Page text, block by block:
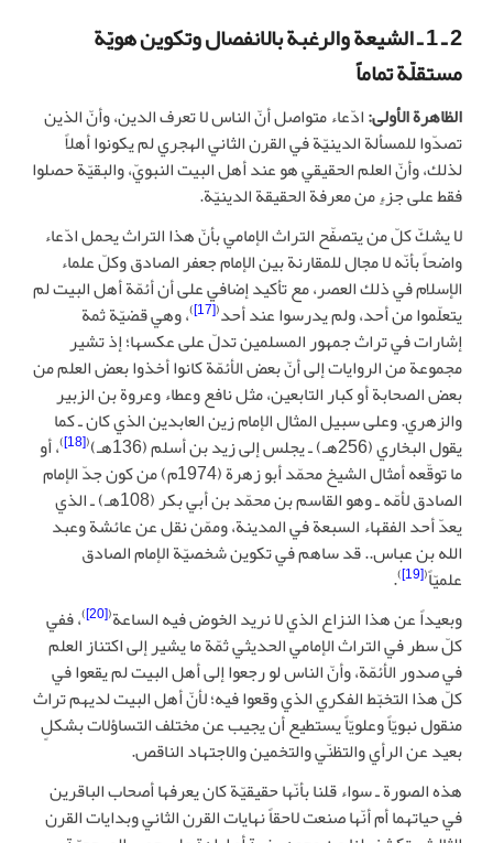
2 ـ 1 ـ الشيعة والرغبة بالانفصال وتكوين هويّة
مستقلّة تماماً
الظاهرة الأولى:ادّعاء متواصل أنّ الناس لا تعرف الدين، وأنّ الذين
تصدّوا للمسألة الدينيّة في القرن الثاني الهجري لم يكونوا أهلاً
لذلك، وأنّ العلم الحقيقي هو عند أهل البيت النبويّ، والبقيّة حصلوا
فقط على جزءٍ من معرفة الحقيقة الدينيّة.
لا يشكّ كلّ من يتصفّح التراث الإمامي بأنّ هذا التراث يحمل ادّعاء
واضحاً بأنّه لا مجال للمقارنة بين الإمام جعفر الصادق وكلّ علماء
الإسلام في ذلك العصر، مع تأكيد إضافي على أن أئمّة أهل البيت لم
يتعلّموا من أحد، ولم يدرسوا عند أحد(
[17]
)، وهي قضيّة ثمة
إشارات في تراث جمهور المسلمين تدلّ على عكسها؛ إذ تشير
مجموعة من الروايات إلى أنّ بعض الأئمّة كانوا أخذوا بعض العلم من
بعض الصحابة أو كبار التابعين، مثل نافع وعطاء وعروة بن الزبير
والزهري. وعلى سبيل المثال الإمام زين العابدين الذي كان ـ كما
يقول البخاري (256هـ) ـ يجلس إلى زيد بن أسلم (136هـ) (
[18]
)، أو
ما توقّعه أمثال الشيخ محمّد أبو زهرة (1974م) من كون جدّ الإمام
الصادق لأمّه ـ وهو القاسم بن محمّد بن أبي بكر (108هـ) ـ الذي
يعدّ أحد الفقهاء السبعة في المدينة، وممّن نقل عن عائشة وعبد
الله بن عباس.. قد ساهم في تكوين شخصيّة الإمام الصادق
علميّاً(
[19]
)
.
وبعيداً عن هذا النزاع الذي لا نريد الخوض فيه الساعة(
[20]
)، ففي
كلّ سطر في التراث الإمامي الحديثي ثمّة ما يشير إلى اكتناز العلم
في صدور الأئمّة، وأنّ الناس لو رجعوا إلى أهل البيت لم يقعوا في
كلّ هذا التخبّط الفكري الذي وقعوا فيه؛ لأنّ أهل البيت لديهم تراث
منقول نبويّاً وعلويّاً يستطيع أن يجيب عن مختلف التساؤلات بشكلٍ
بعيد عن الرأي والتظنّي والتخمين والاجتهاد الناقص.
هذه الصورة ـ سواء قلنا بأنّها حقيقيّة كان يعرفها أصحاب الباقرين
في حياتهما أم أنّها صنعت لاحقاً نهايات القرن الثاني وبدايات القرن